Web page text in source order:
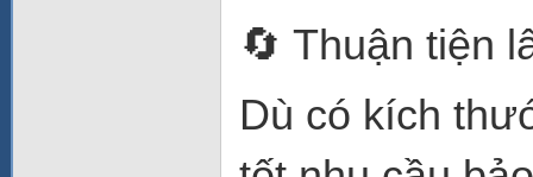
🔄 Thuận tiện
Dù có kích